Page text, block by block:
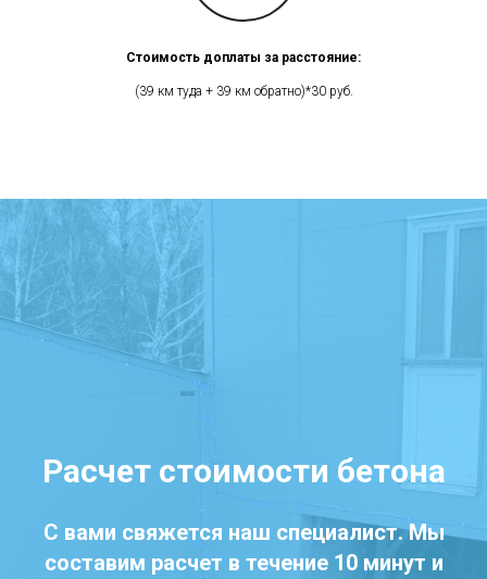
Стоимость доплаты за расстояние:
(39 км туда + 39 км обратно)*30 руб.
Расчет стоимости бетона
С вами свяжется наш специалист. Мы
составим расчет в течение 10 минут и